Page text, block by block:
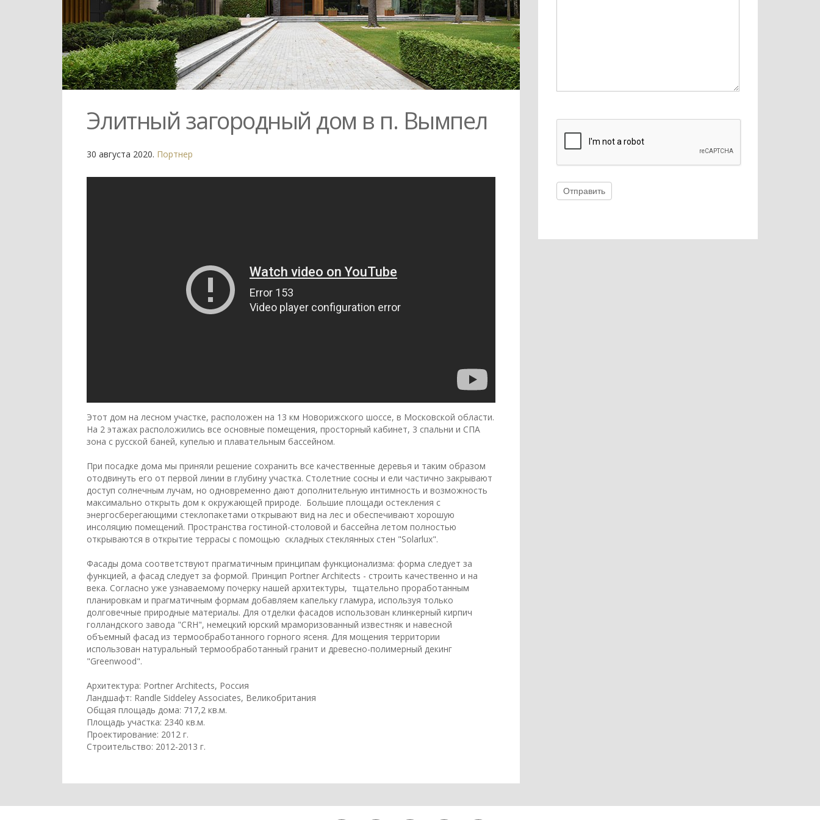
Элитный загородный дом в п. Вымпел
30 августа 2020. Портнер
Этот дом на лесном участке, расположен на 13 км Новорижского шоссе, в Московской области.
На 2 этажах расположились все основные помещения, просторный кабинет, 3 спальни и СПА
зона с русской баней, купелью и плавательным бассейном.
При посадке дома мы приняли решение сохранить все качественные деревья и таким образом
отодвинуть его от первой линии в глубину участка. Столетние сосны и ели частично закрывают
доступ солнечным лучам, но одновременно дают дополнительную интимность и возможность
максимально открыть дом к окружающей природе. Большие площади остекления с
энергосберегающими стеклопакетами открывают вид на лес и обеспечивают хорошую
инсоляцию помещений. Пространства гостиной-столовой и бассейна летом полностью
открываются в открытие террасы с помощью складных стеклянных стен "Solarlux".
Фасады дома соответствуют прагматичным принципам функционализма: форма следует за
функцией, а фасад следует за формой. Принцип Portner Architects - строить качественно и на
века. Согласно уже узнаваемому почерку нашей архитектуры, тщательно проработанным
планировкам и прагматичным формам добавляем капельку гламура, используя только
долговечные природные материалы. Для отделки фасадов использован клинкерный кирпич
голландского завода "CRH", немецкий юрский мраморизованный известняк и навесной
объемный фасад из термообработанного горного ясеня. Для мощения территории
использован натуральный термообработанный гранит и древесно-полимерный декинг
"Greenwood".
Архитектура: Portner Architects, Россия
Ландшафт: Randle Siddeley Associates, Великобритания
Общая площадь дома: 717,2 кв.м.
Площадь участка: 2340 кв.м.
Проектирование: 2012 г.
Строительство: 2012-2013 г.
Отправить